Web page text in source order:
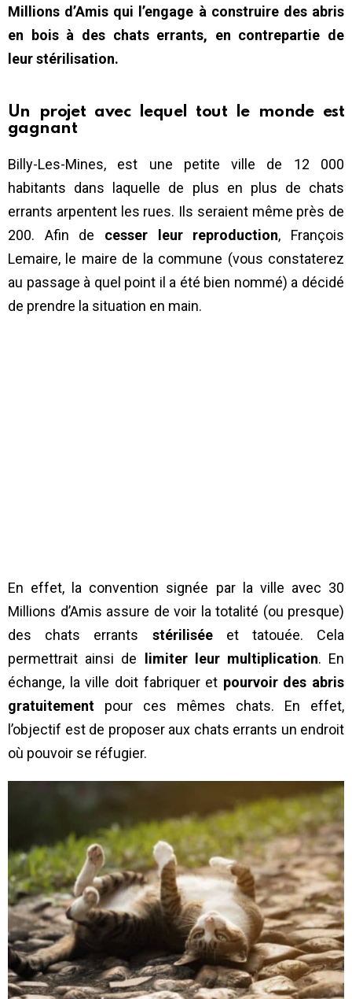
Millions d’Amis qui l’engage à construire des abris
en bois à des chats errants, en contrepartie de
leur stérilisation.
Un projet avec lequel tout le monde est
gagnant
Billy-Les-Mines, est une petite ville de 12 000
habitants dans laquelle de plus en plus de chats
errants arpentent les rues. Ils seraient même près de
200. Afin de cesser leur reproduction, François
Lemaire, le maire de la commune (vous constaterez
au passage à quel point il a été bien nommé) a décidé
de prendre la situation en main.
En effet, la convention signée par la ville avec 30
Millions d’Amis assure de voir la totalité (ou presque)
des chats errants stériliséeet tatouée. Cela
permettrait ainsi de limiter leur multiplication. En
échange, la ville doit fabriquer et pourvoir des abris
gratuitement pour ces mêmes chats. En effet,
l’objectif est de proposer aux chats errants un endroit
où pouvoir se réfugier.